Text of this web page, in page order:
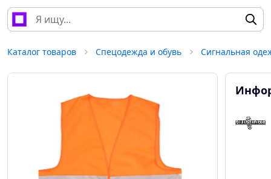
Каталог товаров Спецодежда и обувь Сигнальная